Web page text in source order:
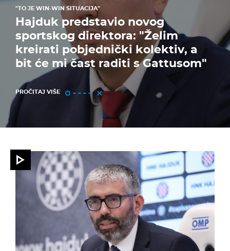
"TO JE WIN-WIN SITUACIJA"
Hajduk predstavio novog
sportskog direktora: "Želim
kreirati pobjednički kolektiv, a
bit će mi čast raditi s Gattusom"
PROČITAJ VIŠE